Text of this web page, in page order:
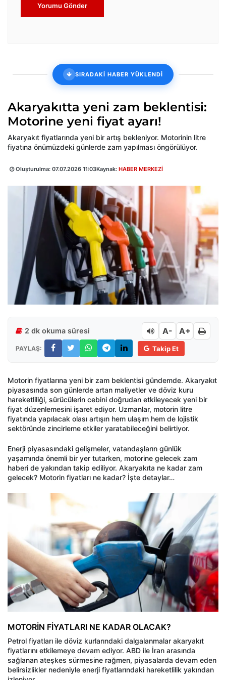
Yorumu Gönder
SIRADAKİ HABER YÜKLENDİ
Akaryakıtta yeni zam beklentisi:
Motorine yeni fiyat ayarı!
Akaryakıt fiyatlarında yeni bir artış bekleniyor. Motorinin litre
fiyatına önümüzdeki günlerde zam yapılması öngörülüyor.
Oluşturulma: 07.07.2026 11:03Kaynak: HABER MERKEZİ
2 dk okuma süresi A- A+
PAYLAŞ: Takip Et
Motorin fiyatlarına yeni bir zam beklentisi gündemde. Akaryakıt
piyasasında son günlerde artan maliyetler ve döviz kuru
hareketliliği, sürücülerin cebini doğrudan etkileyecek yeni bir
fiyat düzenlemesini işaret ediyor. Uzmanlar, motorin litre
fiyatında yapılacak olası artışın hem ulaşım hem de lojistik
sektöründe zincirleme etkiler yaratabileceğini belirtiyor.
Enerji piyasasındaki gelişmeler, vatandaşların günlük
yaşamında önemli bir yer tutarken, motorine gelecek zam
haberi de yakından takip ediliyor. Akaryakıta ne kadar zam
gelecek? Motorin fiyatları ne kadar? İşte detaylar…
MOTORİN FİYATLARI NE KADAR OLACAK?
Petrol fiyatları ile döviz kurlarındaki dalgalanmalar akaryakıt
fiyatlarını etkilemeye devam ediyor. ABD ile İran arasında
sağlanan ateşkes sürmesine rağmen, piyasalarda devam eden
belirsizlikler nedeniyle enerji fiyatlarındaki hareketlilik yakından